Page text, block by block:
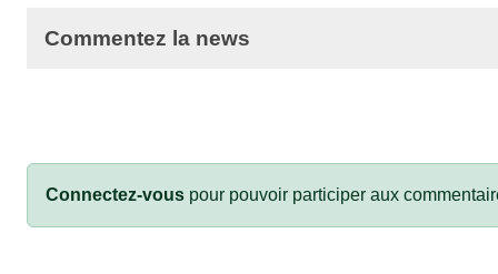
Commentez la news
Connectez-vous pour pouvoir participer aux